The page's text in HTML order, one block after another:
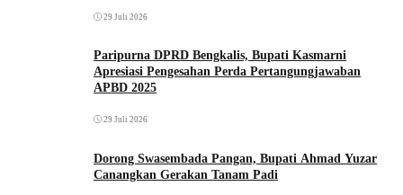
29 Juli 2026
Paripurna DPRD Bengkalis, Bupati Kasmarni
Apresiasi Pengesahan Perda Pertangungjawaban
APBD 2025
29 Juli 2026
Dorong Swasembada Pangan, Bupati Ahmad Yuzar
Canangkan Gerakan Tanam Padi